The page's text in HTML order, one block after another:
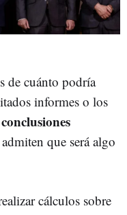
de cuánto podría
informes o los
conclusiones
que será algo
cálculos sobre